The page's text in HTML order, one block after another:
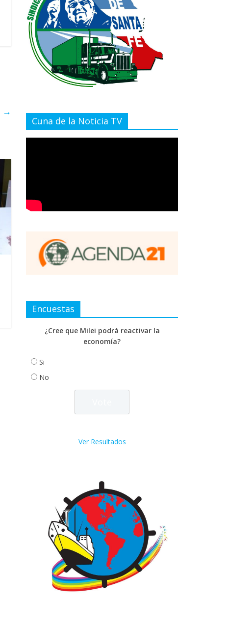
→
Cuna de la Noticia TV
Encuestas
¿Cree que Milei podrá reactivar la
economía?
Si
No
Ver Resultados